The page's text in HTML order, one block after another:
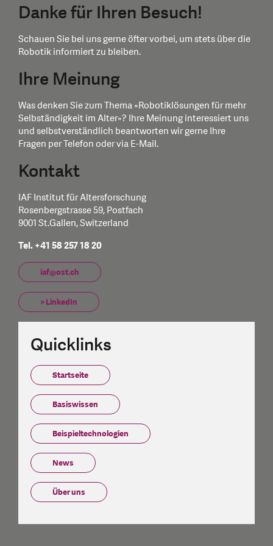
Danke für Ihren Besuch!
Schauen Sie bei uns gerne öfter vorbei, um stets über die
Robotik informiert zu bleiben.
Ihre Meinung
Was denken Sie zum Thema «Robotiklösungen für mehr
Selbständigkeit im Alter»? Ihre Meinung interessiert uns
und selbstverständlich beantworten wir gerne Ihre
Fragen per Telefon oder via E-Mail.
Kontakt
IAF Institut für Altersforschung
Rosenbergstrasse 59, Postfach
9001 St.Gallen, Switzerland
Tel. +41 58 257 18 20
iaf@ost.ch
> LinkedIn
Quicklinks
Startseite
Basiswissen
Beispieltechnologien
News
Über uns